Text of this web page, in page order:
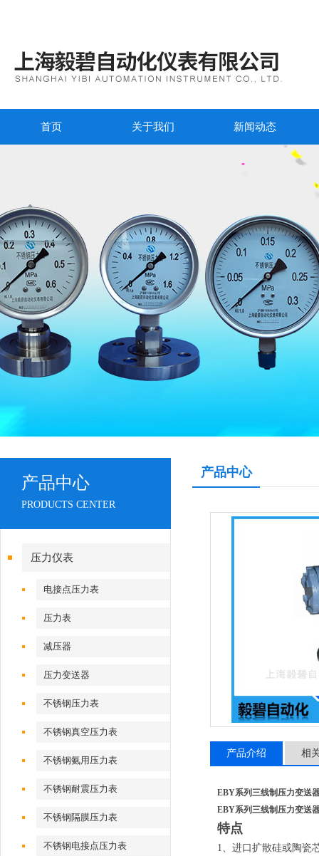
首页 关于我们 新闻动态
产品中心
PRODUCTS CENTER
压力仪表
电接点压力表
压力表
减压器
压力变送器
不锈钢压力表
不锈钢真空压力表
不锈钢氨用压力表
不锈钢耐震压力表
不锈钢隔膜压力表
不锈钢电接点压力表
产品中心
产品介绍 相
EBY系列三线制压力变送
EBY系列三线制压力变送
特点
1、进口扩散硅或陶瓷